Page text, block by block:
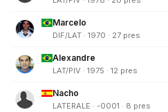
Marcelo
DIF/LAT · 1970 · 27 pres
Alexandre
LAT/PIV · 1975 · 12 pres
Nacho
LATERALE · -0001 · 8 pres